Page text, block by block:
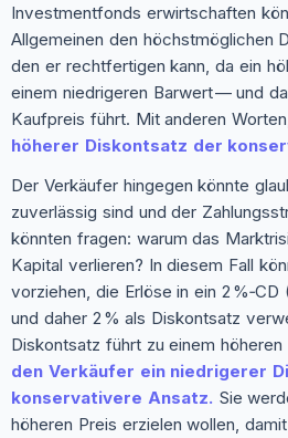
Investmentfonds erwirtschaften
Allgemeinen den höchstmöglichen
den er rechtfertigen kann, da ein
einem niedrigeren Barwert — und
Kaufpreis führt. Mit anderen
höherer Diskontsatz der
Der Verkäufer hingegen könnte
zuverlässig sind und der
könnten fragen: warum das
Kapital verlieren? In diesem Fall
vorziehen, die Erlöse in ein 2
und daher 2 % als Diskontsatz
Diskontsatz führt zu einem
den Verkäufer ein niedrigerer
konservativere Ansatz. Sie
höheren Preis erzielen wollen,